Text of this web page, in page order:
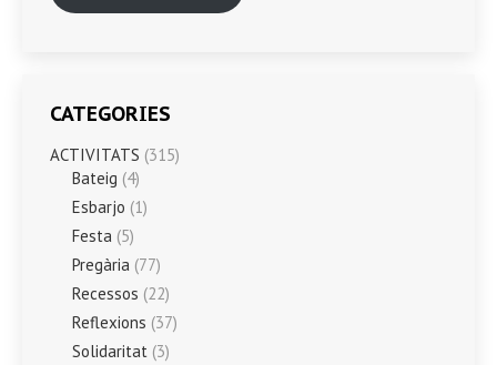
CATEGORIES
ACTIVITATS (315)
Bateig (4)
Esbarjo (1)
Festa (5)
Pregària (77)
Recessos (22)
Reflexions (37)
Solidaritat (3)